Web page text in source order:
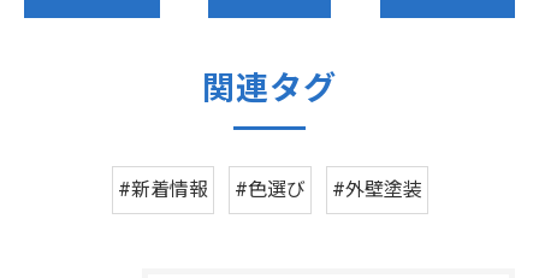
関連タグ
#新着情報 #色選び #外壁塗装